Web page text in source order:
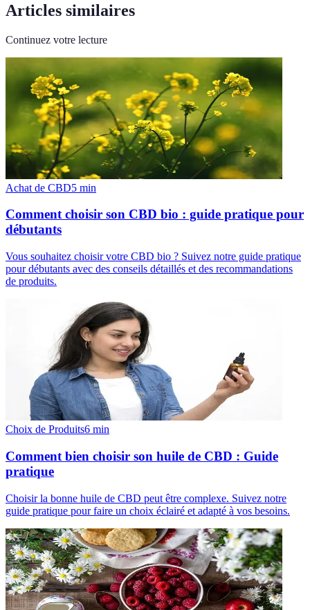
Articles similaires
Continuez votre lecture
Achat de CBD5 min
Comment choisir son CBD bio : guide pratique pour
débutants
Vous souhaitez choisir votre CBD bio ? Suivez notre guide pratique
pour débutants avec des conseils détaillés et des recommandations
de produits.
Choix de Produits6 min
Comment bien choisir son huile de CBD : Guide
pratique
Choisir la bonne huile de CBD peut être complexe. Suivez notre
guide pratique pour faire un choix éclairé et adapté à vos besoins.